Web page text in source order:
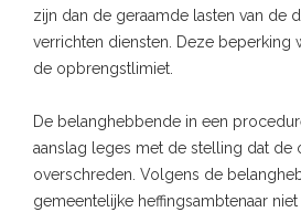
zijn dan de geraamde lasten van de
verrichten diensten. Deze beperking
de opbrengstlimiet.
De belanghebbende in een
aanslag leges met de stelling dat de
overschreden. Volgens de
gemeentelijke heffingsambtenaar